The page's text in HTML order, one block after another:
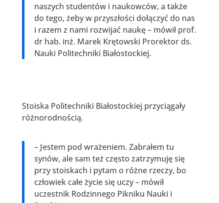
naszych studentów i naukowców, a także
do tego, żeby w przyszłości dołączyć do nas
i razem z nami rozwijać naukę – mówił prof.
dr hab. inż. Marek Krętowski Prorektor ds.
Nauki Politechniki Białostockiej.
Stoiska Politechniki Białostockiej przyciągały
różnorodnością.
– Jestem pod wrażeniem. Zabrałem tu
synów, ale sam też często zatrzymuję się
przy stoiskach i pytam o różne rzeczy, bo
człowiek całe życie się uczy – mówił
uczestnik Rodzinnego Pikniku Nauki i